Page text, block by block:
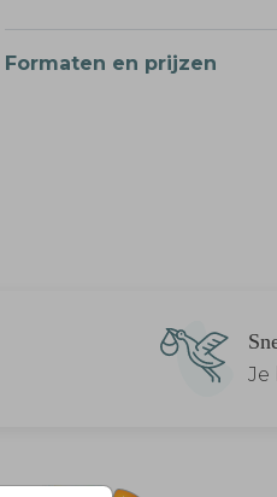
Formaten en prijzen
Je